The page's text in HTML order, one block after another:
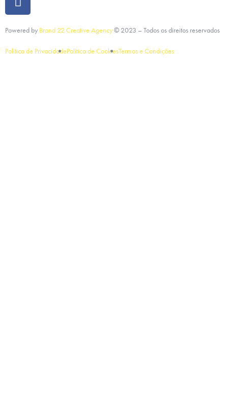
Powered by Brand 22 Creative Agency© 2023 – Todos os direitos reservados
Política de PrivacidadePolítica de CookiesTermos e Condições